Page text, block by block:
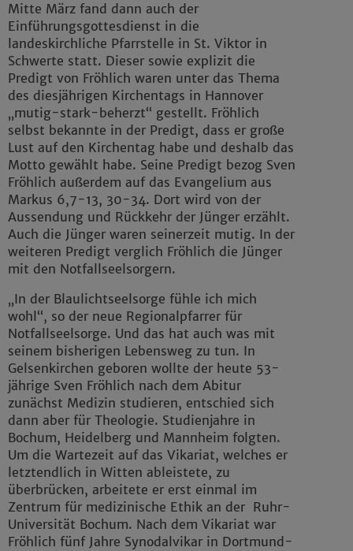
Mitte März fand dann auch der
Einführungsgottesdienst in die
landeskirchliche Pfarrstelle in St. Viktor in
Schwerte statt. Dieser sowie explizit die
Predigt von Fröhlich waren unter das Thema
des diesjährigen Kirchentags in Hannover
„mutig-stark-beherzt“ gestellt. Fröhlich
selbst bekannte in der Predigt, dass er große
Lust auf den Kirchentag habe und deshalb das
Motto gewählt habe. Seine Predigt bezog Sven
Fröhlich außerdem auf das Evangelium aus
Markus 6,7-13, 30-34. Dort wird von der
Aussendung und Rückkehr der Jünger erzählt.
Auch die Jünger waren seinerzeit mutig. In der
weiteren Predigt verglich Fröhlich die Jünger
mit den Notfallseelsorgern.
„In der Blaulichtseelsorge fühle ich mich
wohl“, so der neue Regionalpfarrer für
Notfallseelsorge. Und das hat auch was mit
seinem bisherigen Lebensweg zu tun. In
Gelsenkirchen geboren wollte der heute 53-
jährige Sven Fröhlich nach dem Abitur
zunächst Medizin studieren, entschied sich
dann aber für Theologie. Studienjahre in
Bochum, Heidelberg und Mannheim folgten.
Um die Wartezeit auf das Vikariat, welches er
letztendlich in Witten ableistete, zu
überbrücken, arbeitete er erst einmal im
Zentrum für medizinische Ethik an der Ruhr-
Universität Bochum. Nach dem Vikariat war
Fröhlich fünf Jahre Synodalvikar in Dortmund-